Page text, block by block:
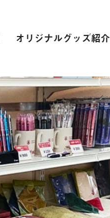
続環境
売サイト]
タル
オリジナルグッズ紹介